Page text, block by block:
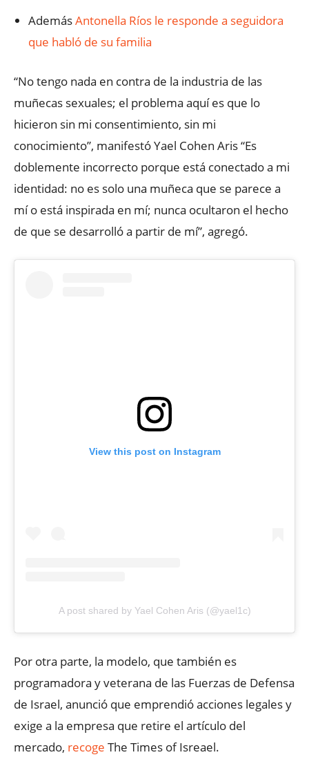
AdemásAntonella Ríos le responde a seguidora
que habló de su familia
“No tengo nada en contra de la industria de las
muñecas sexuales; el problema aquí es que lo
hicieron sin mi consentimiento, sin mi
conocimiento”, manifestó Yael Cohen Aris “Es
doblemente incorrecto porque está conectado a mi
identidad: no es solo una muñeca que se parece a
mí o está inspirada en mí; nunca ocultaron el hecho
de que se desarrolló a partir de mí”, agregó.
View this post on Instagram
A post shared by Yael Cohen Aris (@yael1c)
Por otra parte, la modelo, que también es
programadora y veterana de las Fuerzas de Defensa
de Israel, anunció que emprendió acciones legales y
exige a la empresa que retire el artículo del
mercado, recoge The Times of Isreael.